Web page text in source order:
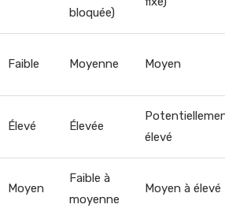
bloquée)
Faible Moyenne Moyen
Élevé Élevée
élevé
Moyen
Faible à
moyenne
Moyen à élevé